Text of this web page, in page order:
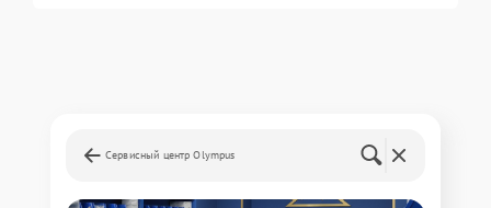
Сервисный центр Olympus